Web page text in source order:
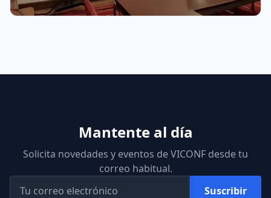
Mantente al día
Solicita novedades y eventos de VICONF desde tu
correo habitual.
Suscribir